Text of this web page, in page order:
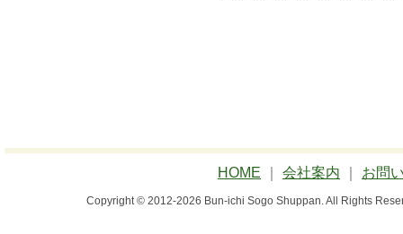
HOME 会社案内 お問
Copyright © 2012-2026 Bun-ichi Sogo Shuppan. All Rights